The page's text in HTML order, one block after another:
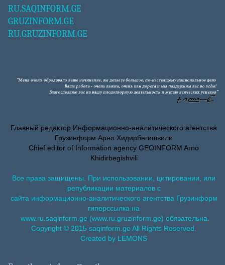
RU.SAQINFORM.GE
GRUZINFORM.GE
RU.GRUZINFORM.GE
Главный редактор Информационно-аналитического агентства
Грузинформ Арно Хидирбегишвили
Chief editor of Information agency GEOINFORM Arno
Khidirbegishvili
Все права защищены. При использовании, цитировании, или
републикации материалов с
сайта информационно-аналитического агентства Грузинформ
гиперссылка на
www.ru.saqinform.ge (www.ru.gruzinform.ge) обязательна.
Copyright © 2015 saqinform.ge All Rights Reserved.
Created by LEMONS